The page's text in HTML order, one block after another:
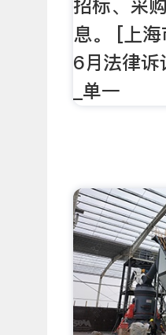
招标、采
息。 [上
6月法律
_单一